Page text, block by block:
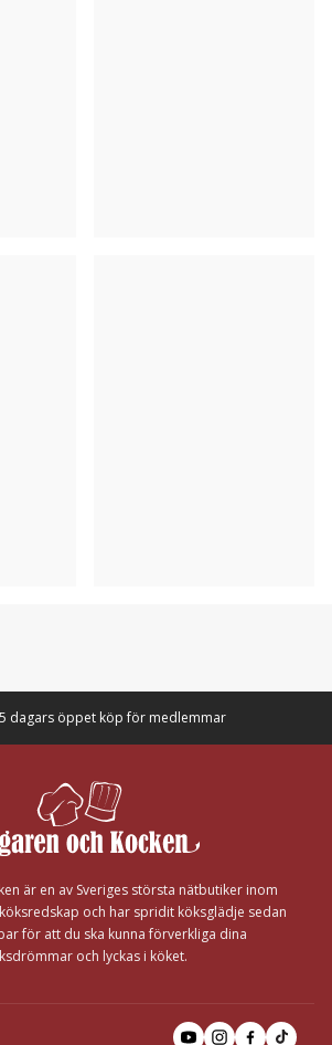
dagars öppet köp för medlemmar
är en av Sveriges största nätbutiker inom
och har spridit köksglädje sedan
för att du ska kunna förverkliga dina
och lyckas i köket.